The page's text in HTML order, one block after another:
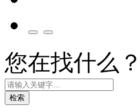
您在找什么？
检索